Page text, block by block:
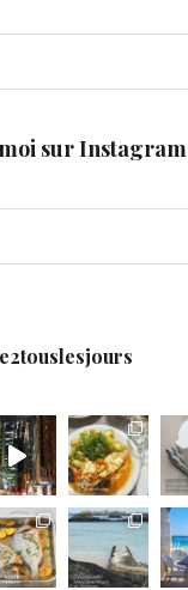
sur Instagram